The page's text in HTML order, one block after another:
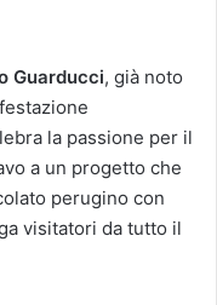
Guarducci, già noto
la passione per il
a un progetto che
perugino con
visitatori da tutto il